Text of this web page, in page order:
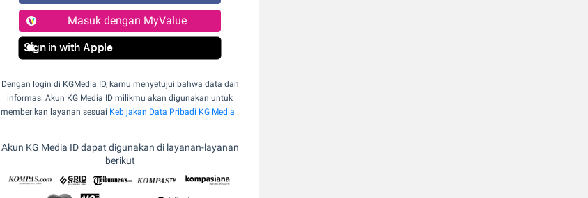
Masuk dengan MyValue
Sign in with Apple
Dengan login di KGMedia ID, kamu menyetujui bahwa data dan
informasi Akun KG Media ID milikmu akan digunakan untuk
memberikan layanan sesuai Kebijakan Data Pribadi KG Media .
Akun KG Media ID dapat digunakan di layanan-layanan
berikut